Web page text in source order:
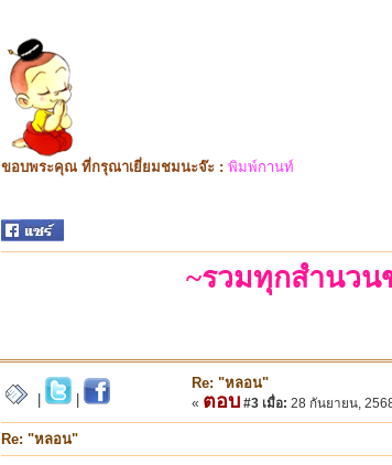
ขอบพระคุณ ที่กรุณาเยี่ยมชมนะจ๊ะ : พิมพ์กานท์
~รวมทุกสำนวน
~สติตั
Re: "หลอน"
« ตอบ #3 เมื่อ: 28 กันยายน,
Re: "หลอน"